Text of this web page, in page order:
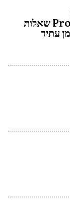
Progressive (Continuous) Tense שאלות